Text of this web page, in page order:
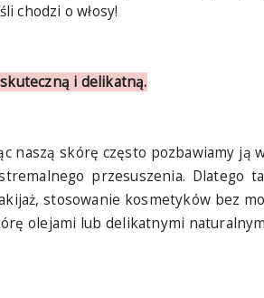
chodzi o włosy!
i delikatną.
naszą skórę często pozbawiamy ją
przesuszenia. Dlatego
stosowanie kosmetyków bez
olejami lub delikatnymi